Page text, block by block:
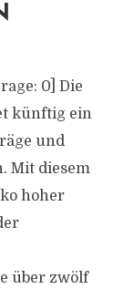
0] Die
künftig ein
und
Mit diesem
hoher
über zwölf